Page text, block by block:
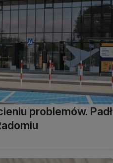
problemów. Padł